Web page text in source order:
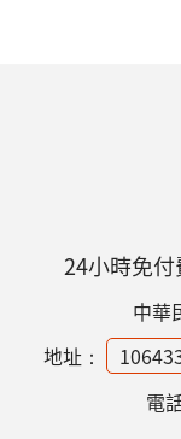
24小時免付
中華
地址：
電